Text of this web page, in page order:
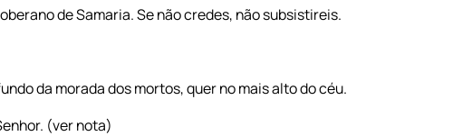
de Samaria. Se não credes, não subsistireis.
da morada dos mortos, quer no mais alto do céu.
(ver nota)